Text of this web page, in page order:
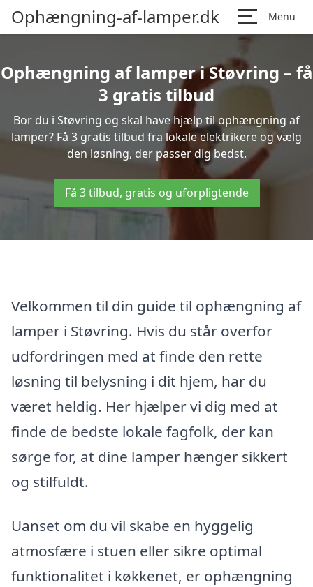
Ophængning-af-lamper.dk Menu
Ophængning af lamper i Støvring – få
3 gratis tilbud
Bor du i Støvring og skal have hjælp til ophængning af
lamper? Få 3 gratis tilbud fra lokale elektrikere og vælg
den løsning, der passer dig bedst.
Få 3 tilbud, gratis og uforpligtende
Velkommen til din guide til ophængning af
lamper i Støvring. Hvis du står overfor
udfordringen med at finde den rette
løsning til belysning i dit hjem, har du
været heldig. Her hjælper vi dig med at
finde de bedste lokale fagfolk, der kan
sørge for, at dine lamper hænger sikkert
og stilfuldt.
Uanset om du vil skabe en hyggelig
atmosfære i stuen eller sikre optimal
funktionalitet i køkkenet, er ophængning